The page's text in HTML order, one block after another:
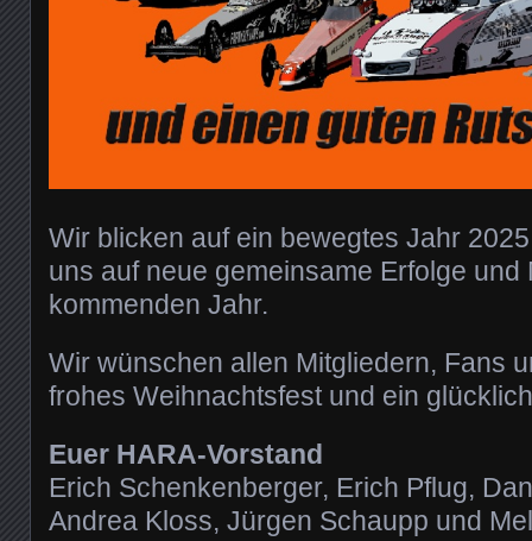
Wir blicken auf ein bewegtes Jahr
uns auf neue gemeinsame Erfolge und
kommenden Jahr.
Wir wünschen allen Mitgliedern, Fans
frohes Weihnachtsfest und ein
Euer HARA-Vorstand
Erich Schenkenberger, Erich Pflug,
Andrea Kloss, Jürgen Schaupp und